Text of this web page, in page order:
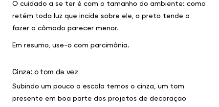
O cuidado a se ter é com o tamanho do ambiente: como
retém toda luz que incide sobre ele, o preto tende a
fazer o cômodo parecer menor.
Em resumo, use-o com parcimônia.
Cinza: o tom da vez
Subindo um pouco a escala temos o cinza, um tom
presente em boa parte dos projetos de decoração